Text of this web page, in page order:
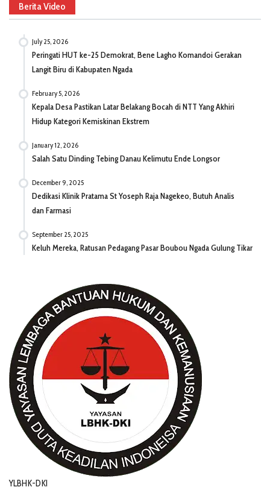
Berita Video
July 25, 2026
Peringati HUT ke-25 Demokrat, Bene Lagho Komandoi Gerakan
Langit Biru di Kabupaten Ngada
February 5, 2026
Kepala Desa Pastikan Latar Belakang Bocah di NTT Yang Akhiri
Hidup Kategori Kemiskinan Ekstrem
January 12, 2026
Salah Satu Dinding Tebing Danau Kelimutu Ende Longsor
December 9, 2025
Dedikasi Klinik Pratama St Yoseph Raja Nagekeo, Butuh Analis
dan Farmasi
September 25, 2025
Keluh Mereka, Ratusan Pedagang Pasar Boubou Ngada Gulung Tikar
YLBHK-DKI